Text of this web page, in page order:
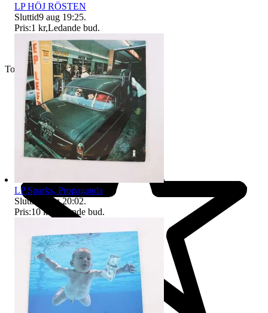
Toppsäljare
LP HÖJ RÖSTEN
Sluttid9 aug 19:25.
Pris:1 kr,Ledande bud.
LP Sparks, Propaganda
Sluttid
9 aug 20:02.
Pris:10 kr Ledande bud.